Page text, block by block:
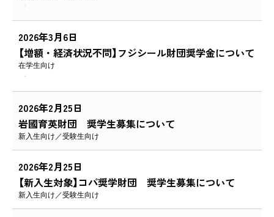
2026年3月6日
【増額・経済状況不問】フジシール財団奨学金について
在学生向け
2026年2月25日
岩國育英財団 奨学生募集について
新入生向け 受験生向け
2026年2月25日
【新入生対象】コパ奨学財団 奨学生募集について
新入生向け 受験生向け